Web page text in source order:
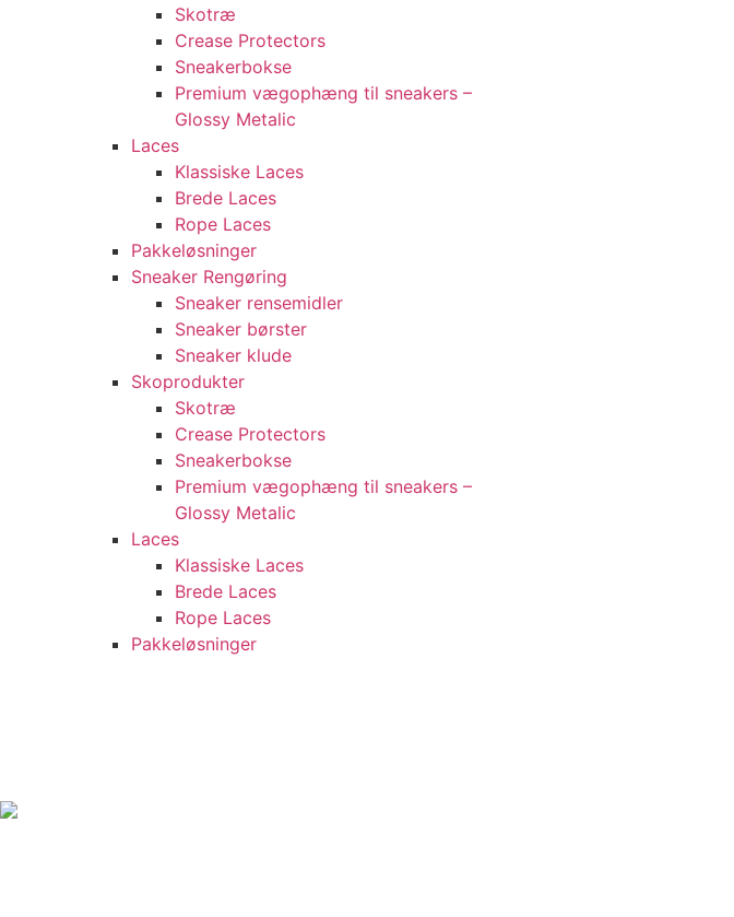
Skotræ
Crease Protectors
Sneakerbokse
Premium vægophæng til sneakers –
Glossy Metalic
Laces
Klassiske Laces
Brede Laces
Rope Laces
Pakkeløsninger
Sneaker Rengøring
Sneaker rensemidler
Sneaker børster
Sneaker klude
Skoprodukter
Skotræ
Crease Protectors
Sneakerbokse
Premium vægophæng til sneakers –
Glossy Metalic
Laces
Klassiske Laces
Brede Laces
Rope Laces
Pakkeløsninger